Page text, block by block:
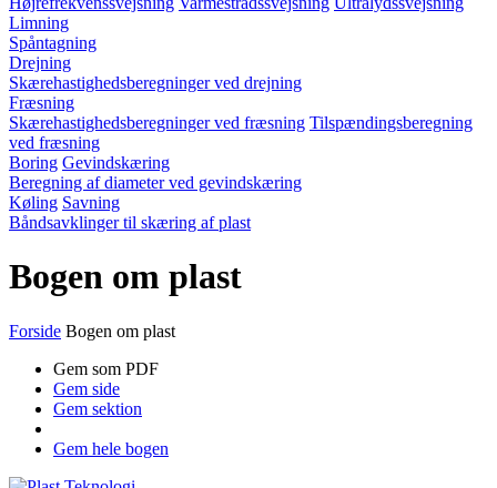
Limning
Spåntagning
Drejning
Skærehastighedsberegninger ved drejning
Fræsning
Skærehastighedsberegninger ved fræsning Tilspændingsberegning
ved fræsning
Boring Gevindskæring
Beregning af diameter ved gevindskæring
Køling Savning
Båndsavklinger til skæring af plast
Bogen om plast
Forside Bogen om plast
Gem som PDF
Gem side
Gem sektion
Gem hele bogen